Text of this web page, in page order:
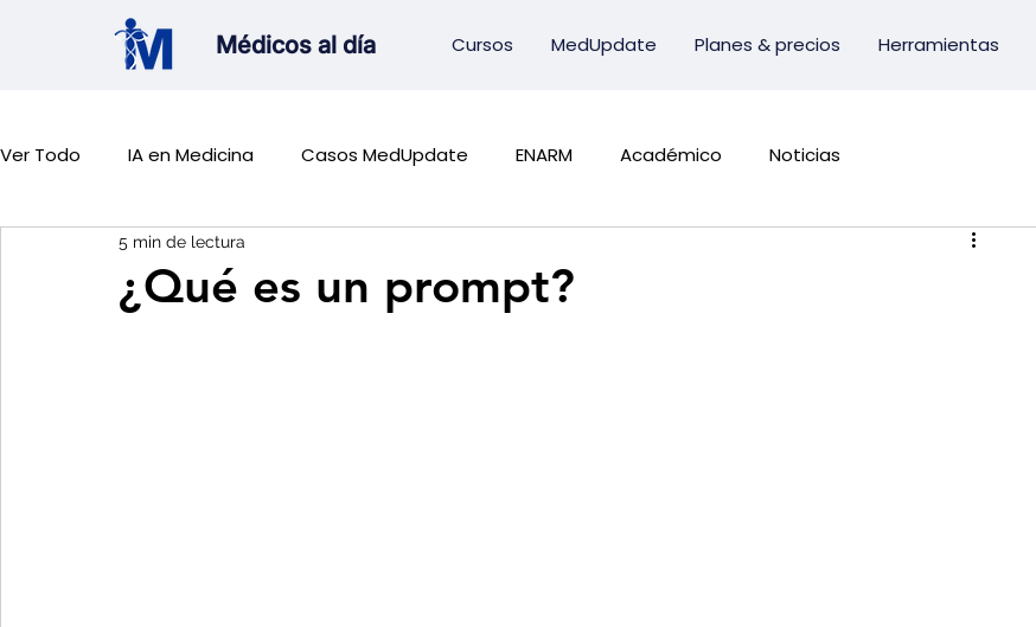
Médicos al día Cursos MedUpdate Planes & precios Herramientas
Ver Todo IA en Medicina Casos MedUpdate ENARM Académico Noticias
Sedes Residencias
¿Qué es un prompt?
5 min de lectura